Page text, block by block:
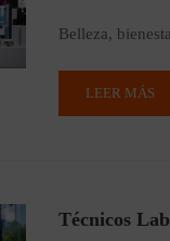
Belleza,
LEER MÁS
Técnicos